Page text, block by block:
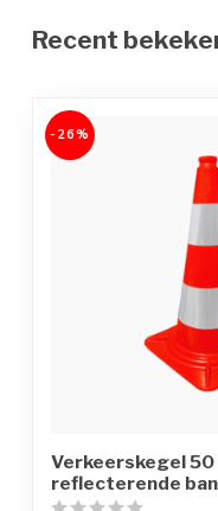
Recent
-26%
Verkeerskegel 50
reflecterende